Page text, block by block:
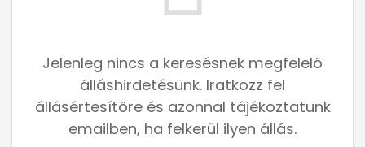
Jelenleg nincs a keresésnek megfelelő
álláshirdetésünk. Iratkozz fel
állásértesítőre és azonnal tájékoztatunk
emailben, ha felkerül ilyen állás.